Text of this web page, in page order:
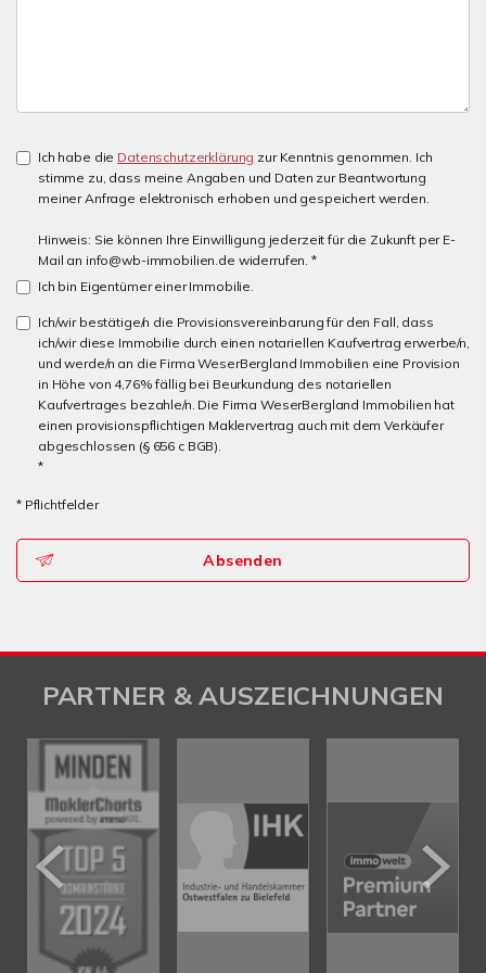
Ich habe die Datenschutzerklärung zur Kenntnis genommen. Ich
stimme zu, dass meine Angaben und Daten zur Beantwortung
meiner Anfrage elektronisch erhoben und gespeichert werden.
Hinweis: Sie können Ihre Einwilligung jederzeit für die Zukunft per E-
Mail an info@wb-immobilien.de widerrufen. *
Ich bin Eigentümer einer Immobilie.
Ich/wir bestätige/n die Provisionsvereinbarung für den Fall, dass
ich/wir diese Immobilie durch einen notariellen Kaufvertrag erwerbe/n,
und werde/n an die Firma WeserBergland Immobilien eine Provision
in Höhe von 4,76% fällig bei Beurkundung des notariellen
Kaufvertrages bezahle/n. Die Firma WeserBergland Immobilien hat
einen provisionspflichtigen Maklervertrag auch mit dem Verkäufer
abgeschlossen (§ 656 c BGB).
*
* Pflichtfelder
Absenden
PARTNER & AUSZEICHNUNGEN